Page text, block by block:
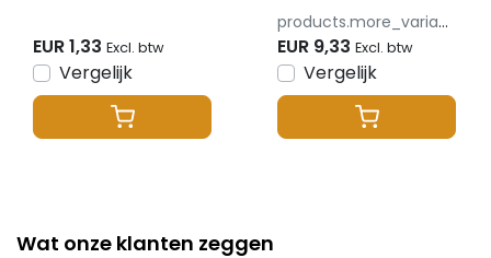
EUR 1,33 Excl. btw
Vergelijk
White/RGB/RGBW/
LED strips 12-24v -
SR5
products.more_variants_available
EUR 9,33 Excl. btw
Vergelijk
Wat onze klanten zeggen